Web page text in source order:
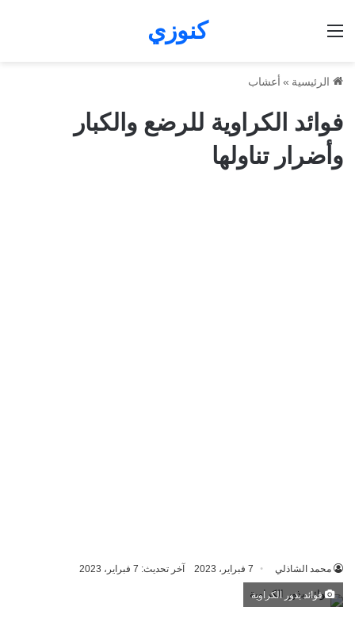
كنوزي
الرئيسية » أعشاب
فوائد الكراوية للرضع والكبار
وأضرار تناولها
محمد الشاذلي 7 فبراير، 2023 آخر تحديث: 7 فبراير، 2023
فوائد بذور الكراوية